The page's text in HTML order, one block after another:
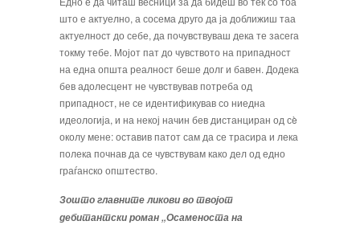
што е актуелно, а сосема друго да ја доближиш таа
актуелност до себе, да почувствуваш дека те засега
токму тебе. Мојот пат до чувството на припадност
на една општа реалност беше долг и бавен. Додека
бев адолесцент не чувствував потреба од
припадност, не се идентификував со ниедна
идеологија, и на некој начин бев дистанциран од сè
околу мене: оставив патот сам да се трасира и лека
полека почнав да се чувствувам како дел од едно
граѓанско општество.
Зошто главните ликови во твојот
дебитантски роман „Осаменоста на